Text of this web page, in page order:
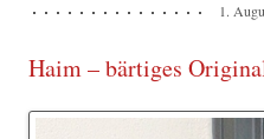
1.
Haim – bärtiges